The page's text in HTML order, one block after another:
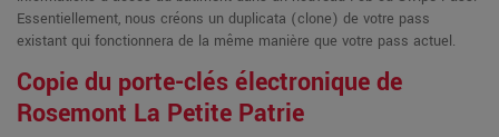
Essentiellement, nous créons un duplicata (clone) de votre pass
existant qui fonctionnera de la même manière que votre pass actuel.
Copie du porte-clés électronique de
Rosemont La Petite Patrie